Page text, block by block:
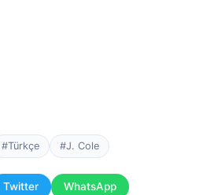
#Türkçe #J. Cole
Twitter WhatsApp